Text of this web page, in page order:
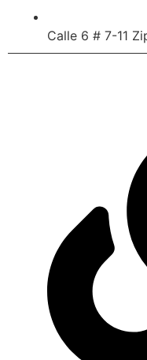
Calle 6 # 7-11